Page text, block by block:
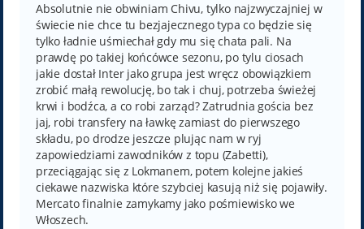
Absolutnie nie obwiniam Chivu, tylko najzwyczajniej w
świecie nie chce tu bezjajecznego typa co będzie się
tylko ładnie uśmiechał gdy mu się chata pali. Na
prawdę po takiej końcówce sezonu, po tylu ciosach
jakie dostał Inter jako grupa jest wręcz obowiązkiem
zrobić małą rewolucję, bo tak i chuj, potrzeba świeżej
krwi i bodźca, a co robi zarząd? Zatrudnia gościa bez
jaj, robi transfery na ławkę zamiast do pierwszego
składu, po drodze jeszcze plując nam w ryj
zapowiedziami zawodników z topu (Zabetti),
przeciągając się z Lokmanem, potem kolejne jakieś
ciekawe nazwiska które szybciej kasują niż się pojawiły.
Mercato finalnie zamykamy jako pośmiewisko we
Włoszech.